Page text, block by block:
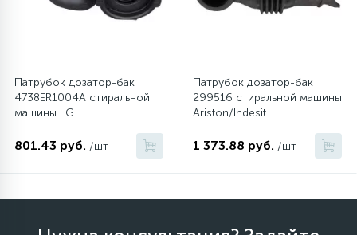
Патрубок дозатор-бак
4738ER1004A стиральной
машины LG
801.43 руб. /шт
Патрубок дозатор-бак
299516 стиральной машины
Ariston/Indesit
1 373.88 руб. /шт